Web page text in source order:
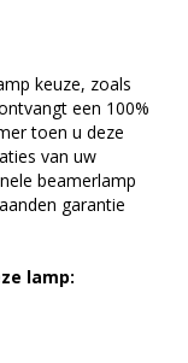
keuze, zoals
een 100%
toen u deze
van uw
beamerlamp
garantie
lamp: